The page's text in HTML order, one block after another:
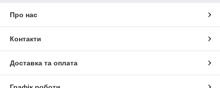
Про нас
Контакти
Доставка та оплата